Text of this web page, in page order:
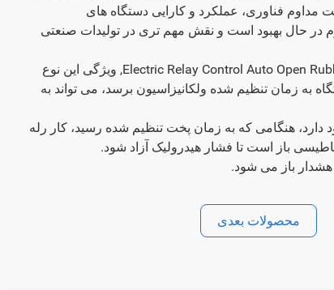
مداوم فناوری، عملکرد و کارایی دستگاه های
در حال بهبود است و نقش مهم تری در تولیدات صنعتی
Electric Relay Control Auto Open Rubber Curing Press Machinem, ویژگی این نوع
به زمان تنظیم شده ولکانیزاسیون برسد، می تواند به
دارد، هنگامی که به زمان پخت تنظیم شده رسید، کار رله
باز است تا فشار هیدرولیک آزاد شود.
هشدار باز می شود.
محصولات بعدی